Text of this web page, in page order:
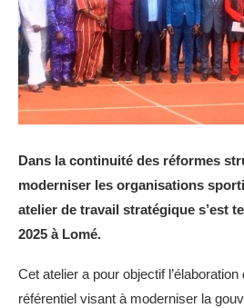
Dans la continuité des réformes
moderniser les organisations
atelier de travail stratégique s’est
2025 à Lomé.
Cet atelier a pour objectif l’élaboration
référentiel visant à moderniser la